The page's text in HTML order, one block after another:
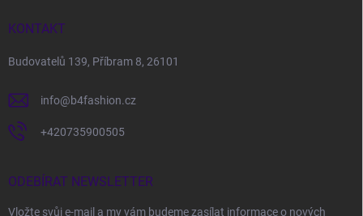
KONTAKT
Budovatelů 139, Příbram 8, 26101
info@b4fashion.cz
+420735900505
ODEBÍRAT NEWSLETTER
Vložte svůj e-mail a my vám budeme zasílat informace o nových